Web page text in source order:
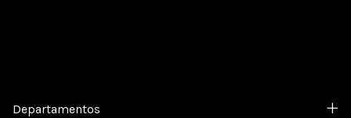
Departamentos